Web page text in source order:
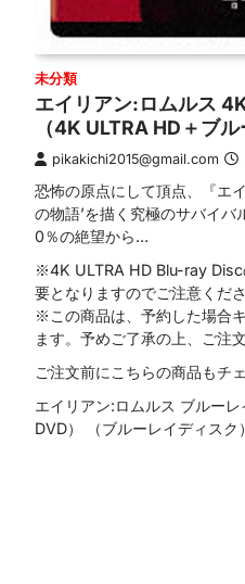
未分類
エイリアン:ロムルス
（4K ULTRA HD＋ブル
pikakichi2015@gmail.com
恐怖の原点にして頂点、『エ
の物語’を描く究極のサバイ
0％の絶望から…
※4K ULTRA HD Blu-ray Disc
要となりますのでご注意くださ
※この商品は、予約した場合
ます。予めご了承の上、ご注
ご注文前にこちらの商品もチ
エイリアン:ロムルス ブルー
DVD） （ブルーレイディスク）